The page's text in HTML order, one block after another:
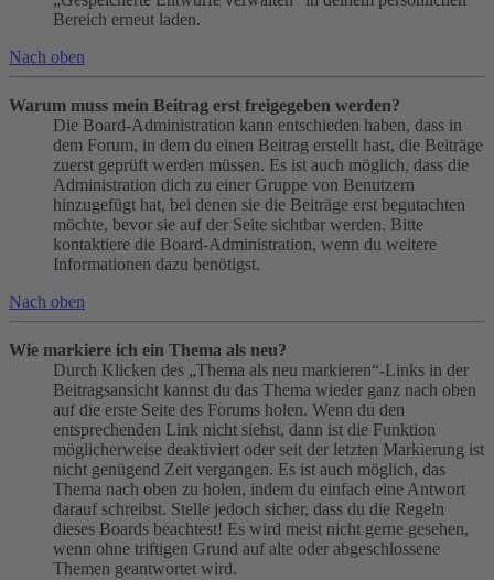
Bereich erneut laden.
Nach oben
Warum muss mein Beitrag erst freigegeben werden?
Die Board-Administration kann entschieden haben, dass in
dem Forum, in dem du einen Beitrag erstellt hast, die Beiträge
zuerst geprüft werden müssen. Es ist auch möglich, dass die
Administration dich zu einer Gruppe von Benutzern
hinzugefügt hat, bei denen sie die Beiträge erst begutachten
möchte, bevor sie auf der Seite sichtbar werden. Bitte
kontaktiere die Board-Administration, wenn du weitere
Informationen dazu benötigst.
Nach oben
Wie markiere ich ein Thema als neu?
Durch Klicken des „Thema als neu markieren“-Links in der
Beitragsansicht kannst du das Thema wieder ganz nach oben
auf die erste Seite des Forums holen. Wenn du den
entsprechenden Link nicht siehst, dann ist die Funktion
möglicherweise deaktiviert oder seit der letzten Markierung ist
nicht genügend Zeit vergangen. Es ist auch möglich, das
Thema nach oben zu holen, indem du einfach eine Antwort
darauf schreibst. Stelle jedoch sicher, dass du die Regeln
dieses Boards beachtest! Es wird meist nicht gerne gesehen,
wenn ohne triftigen Grund auf alte oder abgeschlossene
Themen geantwortet wird.